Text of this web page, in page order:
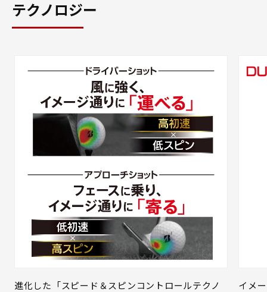
テクノロジー
進化した「スピード＆スピンコントロールテクノ
イメ